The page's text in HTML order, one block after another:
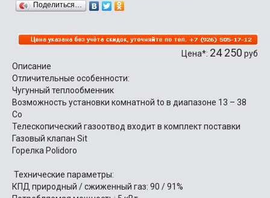
Поделиться…
Цена*: 24 250 руб
Описание
Отличительные особенности:
Чугунный теплообменник
Возможность установки комнатной tо в диапазоне 13 – 38
Cо
Телескопический газоотвод входит в комплект поставки
Газовый клапан Sit
Горелка Polidoro
Технические параметры:
КПД природный / сжиженный газ: 90 / 91%